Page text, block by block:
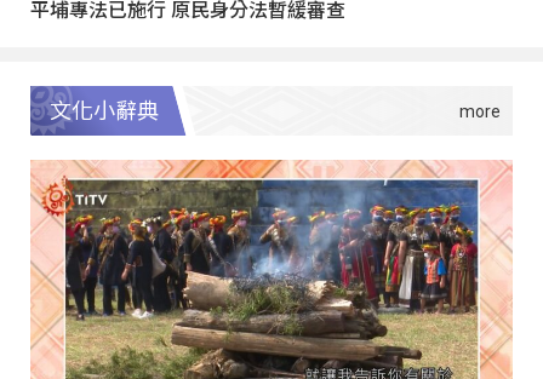
平埔專法已施行 原民身分法暫緩審查
文化小辭典